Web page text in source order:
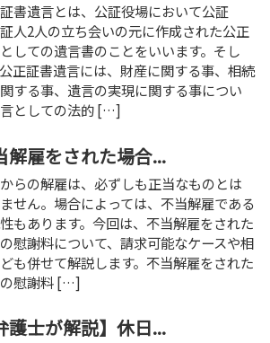
書遺言とは、公証役場において公証
人2人の立ち会いの元に作成された公正
しての遺言書のことをいいます。そし
正証書遺言には、財産に関する事、相続
する事、遺言の実現に関する事につい
としての法的 […]
解雇をされた場合...
らの解雇は、必ずしも正当なものとは
せん。場合によっては、不当解雇である
もあります。今回は、不当解雇をされた
慰謝料について、請求可能なケースや相
も併せて解説します。不当解雇をされた
慰謝料 […]
護士が解説】休日...